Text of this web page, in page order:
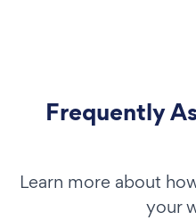
Frequently
Learn more about
your